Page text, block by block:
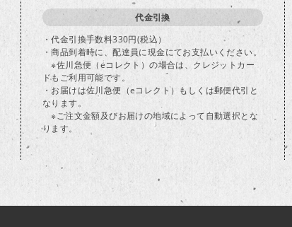
代金引換
・代金引換手数料330円(税込）
・商品到着時に、配達員に現金にてお支払いください。
※佐川急便（eコレクト）の場合は、クレジットカー
ドもご利用可能です。
・お届けは佐川急便（eコレクト）もしくは郵便代引と
なります。
※ご注文金額及びお届けの地域によって自動選択とな
ります。